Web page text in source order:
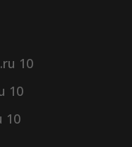
10
10
10